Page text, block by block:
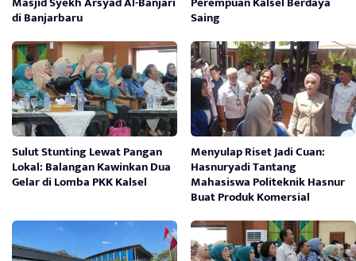
di Banjarbaru Saing
Sulut Stunting Lewat Pangan
Lokal: Balangan Kawinkan Dua
Gelar di Lomba PKK Kalsel
Menyulap Riset Jadi Cuan:
Hasnuryadi Tantang
Mahasiswa Politeknik Hasnur
Buat Produk Komersial